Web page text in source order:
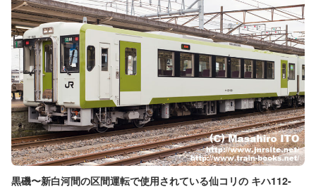
黒磯〜新白河間の区間運転で使用されている仙コリの キハ112-